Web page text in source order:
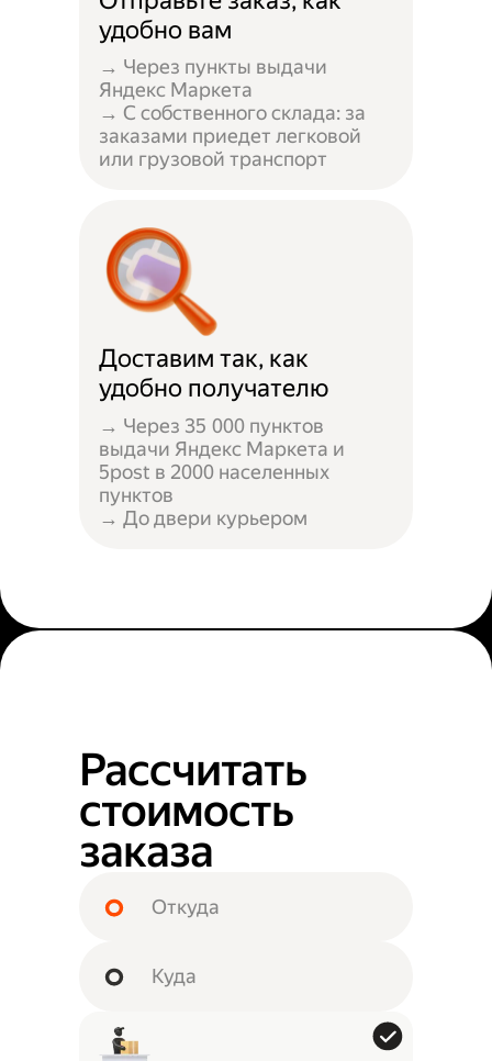
удобно вам
→ Через пункты выдачи
Яндекс Маркета
→ С собственного склада: за
заказами приедет легковой
или грузовой транспорт
Доставим так, как
удобно получателю
→ Через 35 000 пунктов
выдачи Яндекс Маркета и
5post в 2000 населенных
пунктов
→ До двери курьером
Рассчитать
стоимость
заказа